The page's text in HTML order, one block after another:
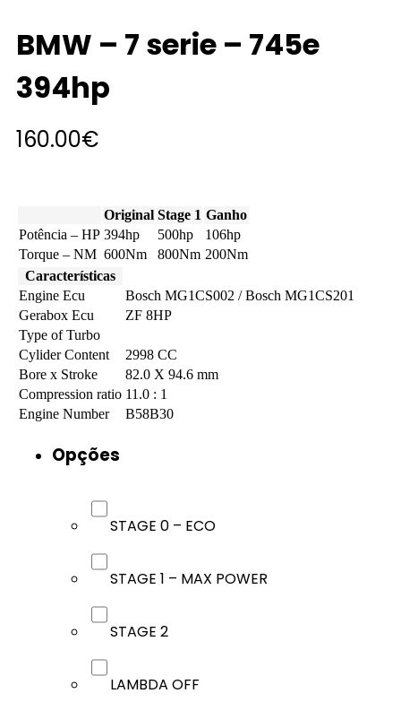
BMW – 7 serie – 745e
394hp
160.00€
Original Stage 1 Ganho
Potência – HP 394hp 500hp
106hp
Torque – NM 600Nm 800Nm 200Nm
Características
Engine Ecu
Bosch MG1CS002 / Bosch MG1CS201
Gerabox Ecu
ZF 8HP
Type of Turbo
Cylider Content
2998 CC
Bore x Stroke
82.0 X 94.6 mm
Compression ratio 11.0 : 1
Engine Number
B58B30
Opções
STAGE 0 – ECO
STAGE 1 – MAX POWER
STAGE 2
LAMBDA OFF